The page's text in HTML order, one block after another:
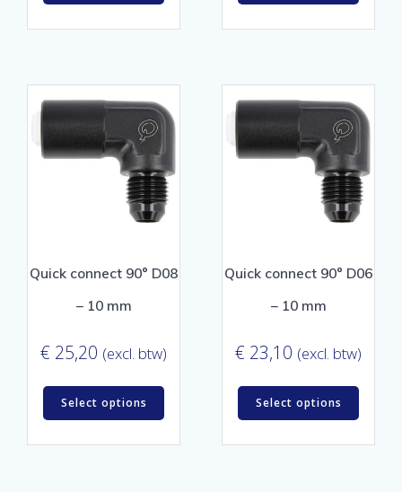
Quick connect 90° D08
– 10 mm
€ 25,20 (excl. btw)
Select options
Quick connect 90° D06
– 10 mm
€ 23,10 (excl. btw)
Select options